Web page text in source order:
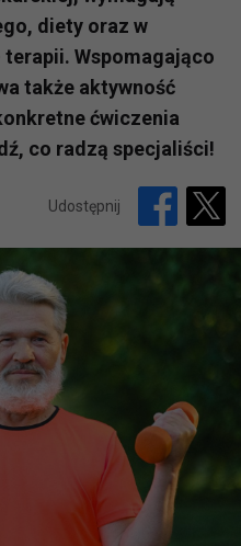
diety oraz w
Wspomagająco
także aktywność
ćwiczenia
co radzą specjaliści!
Udostępnij